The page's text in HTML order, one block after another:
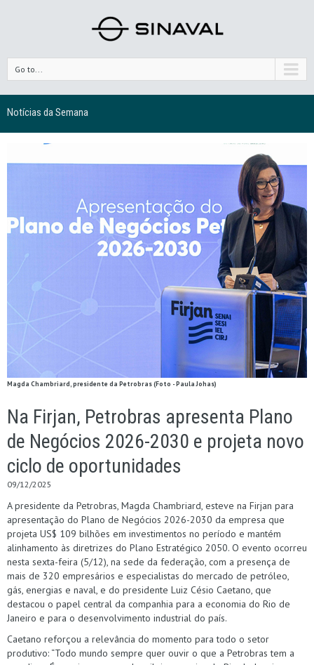
Go to...
Notícias da Semana
Magda Chambriard, presidente da Petrobras (Foto - Paula Johas)
Na Firjan, Petrobras apresenta Plano
de Negócios 2026-2030 e projeta novo
ciclo de oportunidades
09/12/2025
A presidente da Petrobras, Magda Chambriard, esteve na Firjan para
apresentação do Plano de Negócios 2026-2030 da empresa que
projeta US$ 109 bilhões em investimentos no período e mantém
alinhamento às diretrizes do Plano Estratégico 2050. O evento ocorreu
nesta sexta-feira (5/12), na sede da federação, com a presença de
mais de 320 empresários e especialistas do mercado de petróleo,
gás, energias e naval, e do presidente Luiz Césio Caetano, que
destacou o papel central da companhia para a economia do Rio de
Janeiro e para o desenvolvimento industrial do país.
Caetano reforçou a relevância do momento para todo o setor
produtivo: “Todo mundo sempre quer ouvir o que a Petrobras tem a